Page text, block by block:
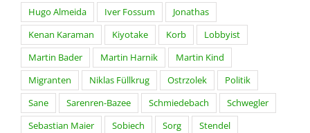
Hugo Almeida
Iver Fossum
Jonathas
Kenan Karaman
Kiyotake Korb
Lobbyist
Martin Bader
Martin Harnik
Martin Kind
Migranten
Niklas Füllkrug Ostrzolek
Politik
Sane
Sarenren-Bazee Schmiedebach
Schwegler
Sebastian Maier
Sobiech Sorg
Stendel